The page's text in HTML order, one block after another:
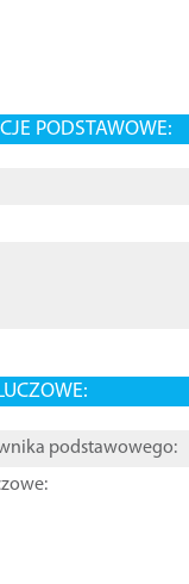
PODSTAWOWE:
podstawowego: